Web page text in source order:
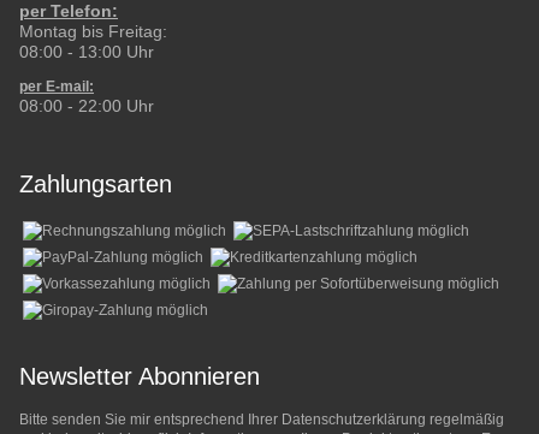
per Telefon:
Montag bis Freitag:
08:00 - 13:00 Uhr
per E-mail:
08:00 - 22:00 Uhr
Zahlungsarten
Newsletter Abonnieren
Bitte senden Sie mir entsprechend Ihrer Datenschutzerklärung regelmäßig